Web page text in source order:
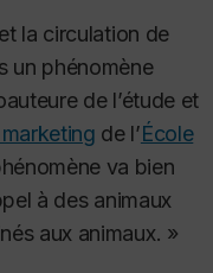
la circulation de
un phénomène
de l’étude et
de l’École
va bien
à des animaux
aux animaux. »